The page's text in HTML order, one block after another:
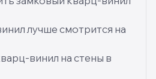
лучше смотрится на
винил на стены в